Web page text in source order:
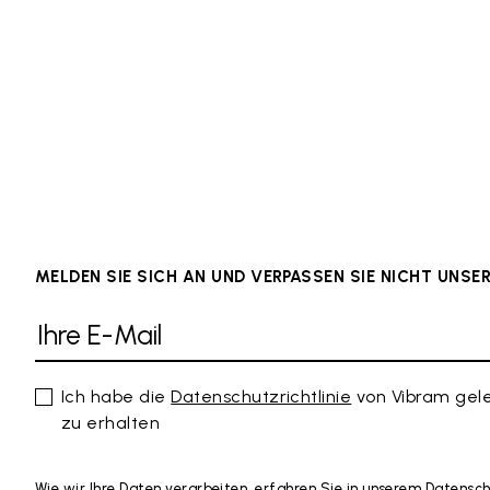
MELDEN SIE SICH AN UND VERPASSEN SIE NICHT
Ich habe dieDatenschutzrichtlinie von Vibram
zu erhalten